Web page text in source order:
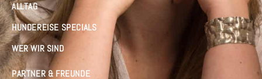
ALLTAG
HUNDEREISE SPECIALS
WER WIR SIND
PARTNER & FREUNDE